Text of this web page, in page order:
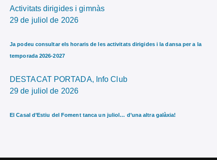
Activitats dirigides i gimnàs
29 de juliol de 2026
Ja podeu consultar els horaris de les activitats dirigides i la dansa per a la
temporada 2026-2027
DESTACAT PORTADA, Info Club
29 de juliol de 2026
El Casal d’Estiu del Foment tanca un juliol… d’una altra galàxia!